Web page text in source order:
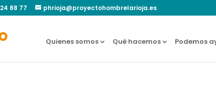
24 88 77 phrioja@proyectohombrelarioja.es
Quienes somos Qué hacemos Podemos